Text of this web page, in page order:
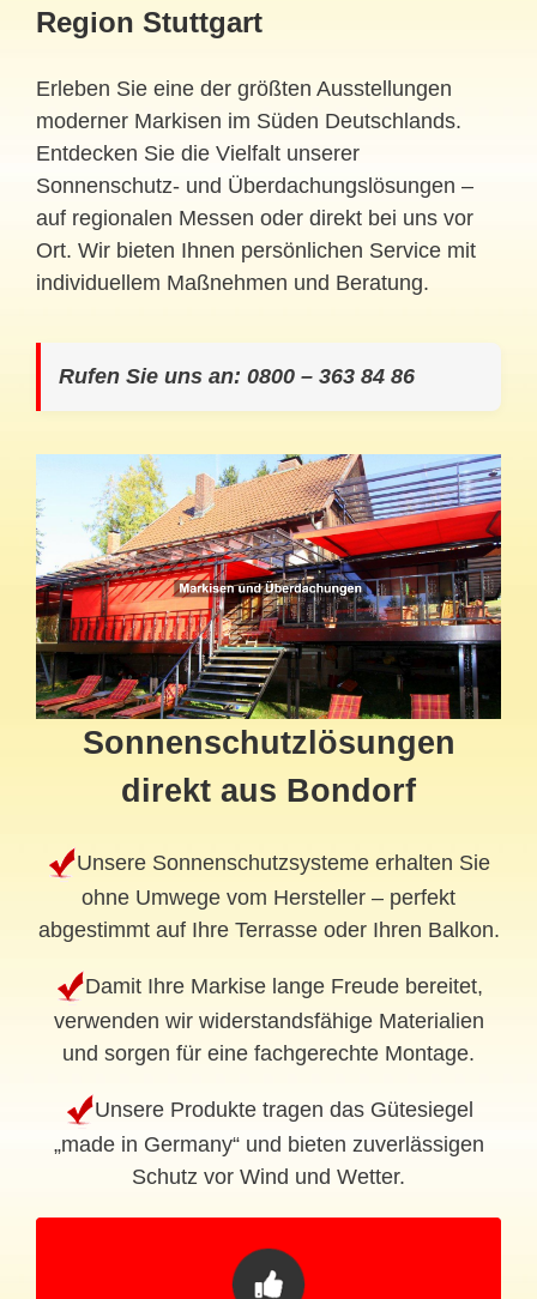
Region Stuttgart
Erleben Sie eine der größten Ausstellungen
moderner Markisen im Süden Deutschlands.
Entdecken Sie die Vielfalt unserer
Sonnenschutz- und Überdachungslösungen –
auf regionalen Messen oder direkt bei uns vor
Ort. Wir bieten Ihnen persönlichen Service mit
individuellem Maßnehmen und Beratung.
Rufen Sie uns an: 0800 – 363 84 86
Sonnenschutzlösungen
direkt aus Bondorf
Unsere Sonnenschutzsysteme erhalten Sie
ohne Umwege vom Hersteller – perfekt
abgestimmt auf Ihre Terrasse oder Ihren Balkon.
Damit Ihre Markise lange Freude bereitet,
verwenden wir widerstandsfähige Materialien
und sorgen für eine fachgerechte Montage.
Unsere Produkte tragen das Gütesiegel
„made in Germany“ und bieten zuverlässigen
Schutz vor Wind und Wetter.